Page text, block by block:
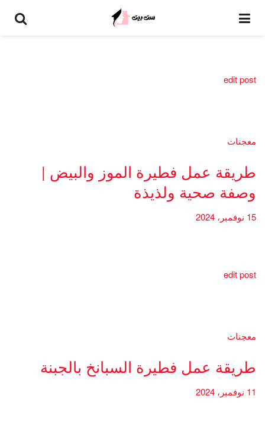
edit post
معجنات
طريقة عمل فطيرة الموز والبيض |
وصفة صحية ولذيذة
15 نوفمبر، 2024
edit post
معجنات
طريقة عمل فطيرة السبانخ بالجبنة
11 نوفمبر، 2024